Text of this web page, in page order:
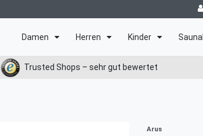
Damen Herren Kinder
Trusted Shops – sehr gut bewertet
Arus